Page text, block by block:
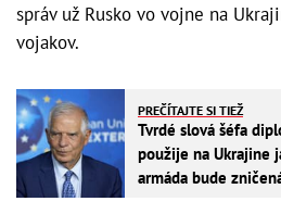
správ už Rusko vo vojne na
vojakov.
PREČÍTAJTE SI TIEŽ
Tvrdé slová šéfa
použije na Ukrajine
armáda bude